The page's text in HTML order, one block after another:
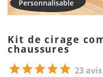
Kit de cirage
chaussures
23 avis